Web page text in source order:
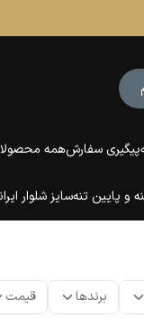
پیگیری سفارشهمه
و پایین تنهسایز شلوار
برندها قیمت